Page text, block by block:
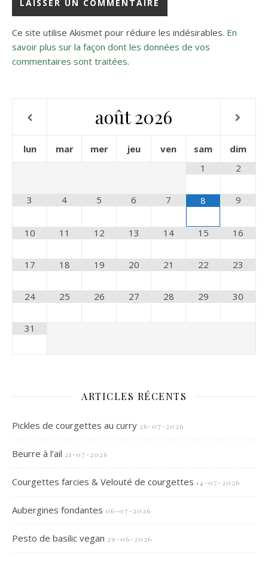
Ce site utilise Akismet pour réduire les indésirables. En
savoir plus sur la façon dont les données de vos
commentaires sont traitées.
août 2026
lun mar mer jeu ven sam
dim
1
2
3 4 5 6 7 8 9
10 11 12 13 14 15 16
17 18 19 20 21 22 23
24 25 26 27 28 29 30
31
ARTICLES RÉCENTS
Pickles de courgettes au curry 26-07-2026
Beurre à l’ail 21-07-2026
Courgettes farcies & Velouté de courgettes 14-07-2026
Aubergines fondantes 06-07-2026
Pesto de basilic vegan 29-06-2026